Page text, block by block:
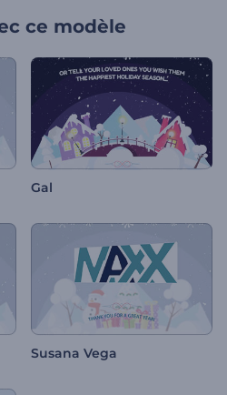
ce modèle
Gal
Susana Vega